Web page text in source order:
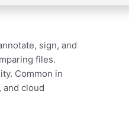
sign, and
files.
Common in
and cloud